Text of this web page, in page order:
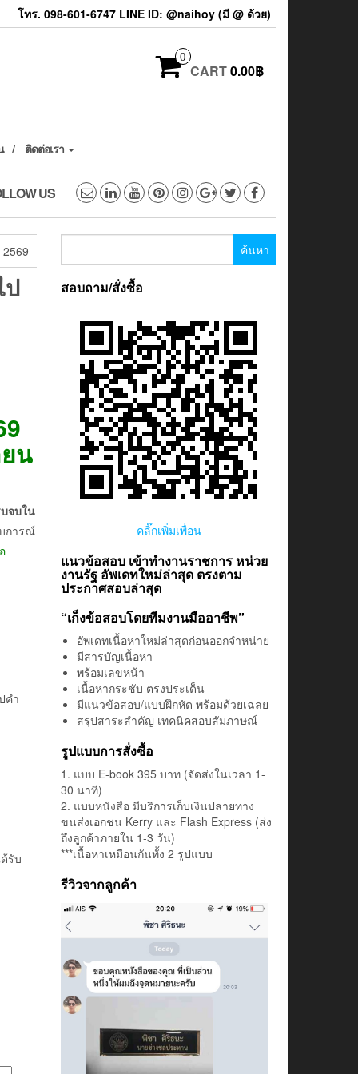
โทร. 098-601-6747 LINE ID: @naihoy (มี @ ด้วย)
0
CART0.00฿
ติดต่อเรา
US
ป
น
จบใน
การณ์
คำ
รับ
สอบถาม/สั่งซื้อ
คลิ๊กเพิ่มเพื่อน
แนวข้อสอบ เข้าทำงานราชการ หน่วย
งานรัฐ อัพเดทใหม่ล่าสุด ตรงตาม
ประกาศสอบล่าสุด
“เก็งข้อสอบโดยทีมงานมืออาชีพ”
อัพเดทเนื้อหาใหม่ล่าสุดก่อนออกจำหน่าย
มีสารบัญเนื้อหา
พร้อมเลขหน้า
เนื้อหากระชับ ตรงประเด็น
มีแนวข้อสอบ/แบบฝึกหัด พร้อมด้วยเฉลย
สรุปสาระสำคัญ เทคนิคสอบสัมภาษณ์
รูปแบบการสั่งซื้อ
1. แบบ E-book 395 บาท (จัดส่งในเวลา 1-
30 นาที)
2. แบบหนังสือ มีบริการเก็บเงินปลายทาง
ขนส่งเอกชน Kerry และ Flash Express (ส่ง
ถึงลูกค้าภายใน 1-3 วัน)
***เนื้อหาเหมือนกันทั้ง 2 รูปแบบ
รีวิวจากลูกค้า